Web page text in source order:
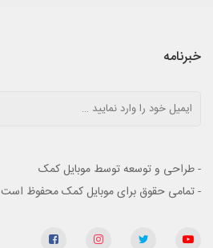
خبرنامه
- طراحی و توسعه توسط موبایل کمک
- تمامی حقوق برای موبایل کمک محفوظ است